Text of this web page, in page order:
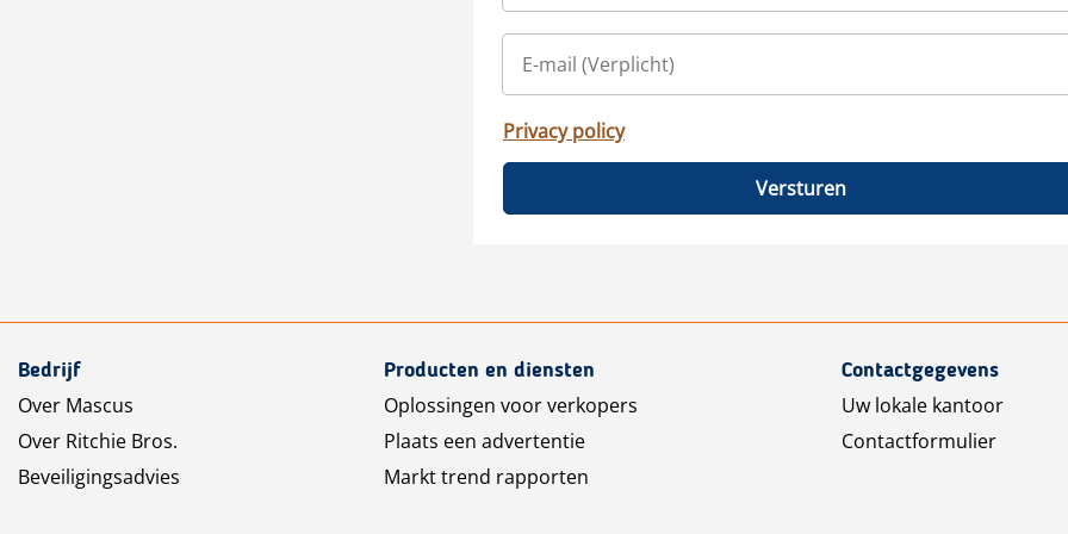
Privacy policy
Versturen
Bedrijf
Over Mascus
Over Ritchie Bros.
Beveiligingsadvies
Producten en diensten
Oplossingen voor verkopers
Plaats een advertentie
Markt trend rapporten
Contactgegevens
Uw lokale kantoor
Contactformulier